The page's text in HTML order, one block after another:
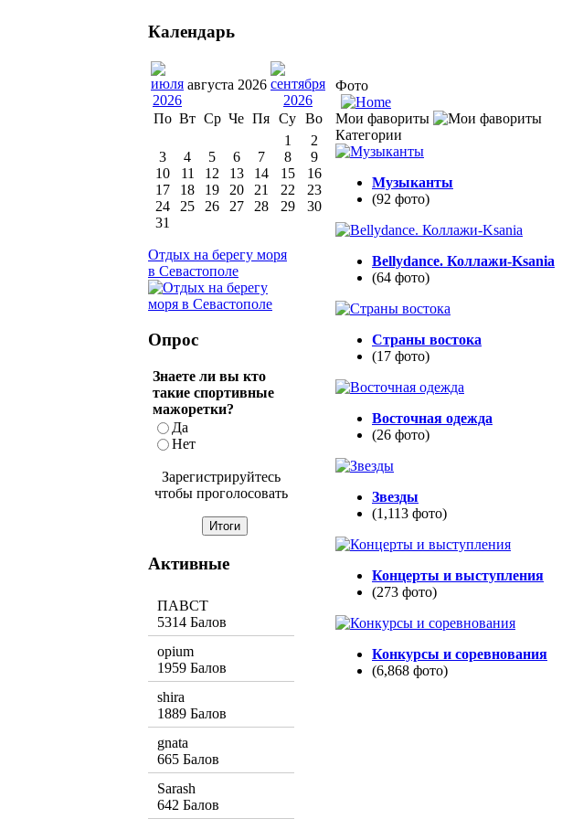
Фото
Мои фавориты
Категории
Музыканты
(92 фото)
Bellydance. Коллажи-Ksania
(64 фото)
Страны востока
(17 фото)
Восточная одежда
(26 фото)
Звезды
(1,113 фото)
Концерты и выступления
(273 фото)
Конкурсы и соревнования
(6,868 фото)
Календарь
августа 2026
По Вт Ср Че Пя Су Во
1
2
3
4 5 6 7 8
9
10
11 12 13 14 15
16
17
18 19 20 21 22
23
24
25 26 27 28 29
30
31
Отдых на берегу моря
в Севастополе
Опрос
Знаете ли вы кто
такие спортивные
мажоретки?
Да
Нет
Зарегистрируйтесь
чтобы проголосовать
Активные
ПАВСТ
5314 Балов
opium
1959 Балов
shira
1889 Балов
gnata
665 Балов
Sarash
642 Балов